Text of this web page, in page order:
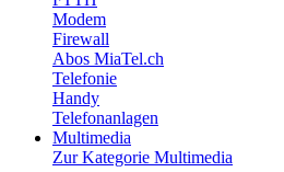
Modem
Firewall
Abos MiaTel.ch
Telefonie
Handy
Telefonanlagen
Multimedia
Zur Kategorie Multimedia